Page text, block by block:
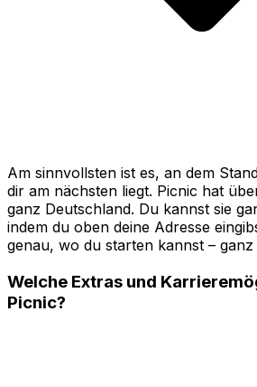
Am sinnvollsten ist es, an dem
dir am nächsten liegt. Picnic hat
ganz Deutschland. Du kannst sie
indem du oben deine Adresse
genau, wo du starten kannst –
Welche Extras und
Picnic?